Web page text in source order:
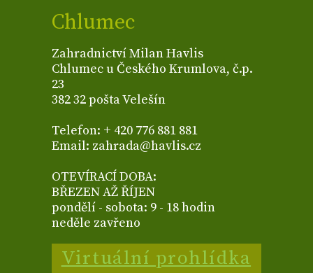
Chlumec
Zahradnictví Milan Havlis
Chlumec u Českého Krumlova, č.p.
23
382 32 pošta Velešín
Telefon: + 420 776 881 881
Email: zahrada@havlis.cz
OTEVÍRACÍ DOBA:
BŘEZEN AŽ ŘÍJEN
pondělí - sobota: 9 - 18 hodin
neděle zavřeno
Virtuální prohlídka